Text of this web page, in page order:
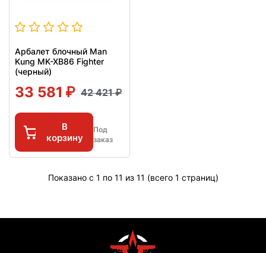
Арбалет блочный Man
Kung MK-XB86 Fighter
(черный)
33 581 42 421
В
корзину
Под
заказ
Показано с 1 по 11 из 11 (всего 1 страниц)